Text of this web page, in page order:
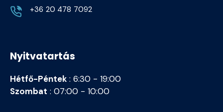
+36 20 478 7092
Nyitvatartás
Hétfő-Péntek : 6:30 - 19:00
Szombat : 07:00 - 10:00